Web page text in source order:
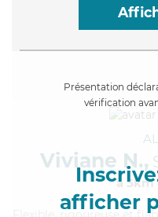
Présentation
vérification
afficher
Viviane N.,
à 5km